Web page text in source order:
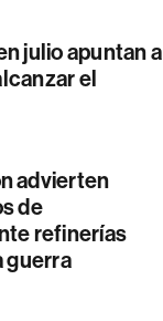
julio apuntan a
el
advierten
de
refinerías
guerra